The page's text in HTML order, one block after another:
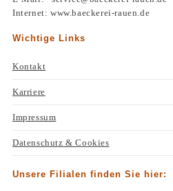
Internet: www.baeckerei-rauen.de
Wichtige Links
Kontakt
Karriere
Impressum
Datenschutz & Cookies
Unsere Filialen finden Sie hier: